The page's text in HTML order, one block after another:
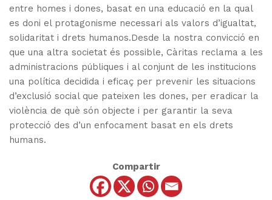
entre homes i dones, basat en una educació en la qual
es doni el protagonisme necessari als valors d’igualtat,
solidaritat i drets humanos.Desde la nostra convicció en
que una altra societat és possible, Càritas reclama a les
administracions públiques i al conjunt de les institucions
una política decidida i eficaç per prevenir les situacions
d’exclusió social que pateixen les dones, per eradicar la
violència de què són objecte i per garantir la seva
protecció des d’un enfocament basat en els drets
humans.
Compartir